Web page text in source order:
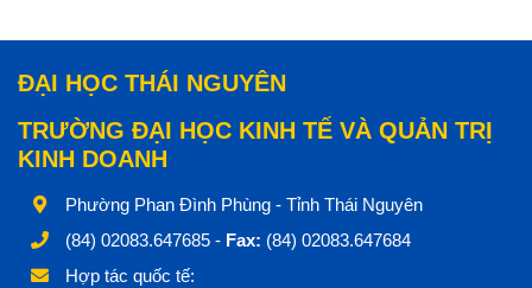
ĐẠI HỌC THÁI NGUYÊN
TRƯỜNG ĐẠI HỌC KINH TẾ VÀ QUẢN TRỊ
KINH DOANH
Phường Phan Đình Phùng - Tỉnh Thái Nguyên
(84) 02083.647685 - Fax: (84) 02083.647684
Hợp tác quốc tế: